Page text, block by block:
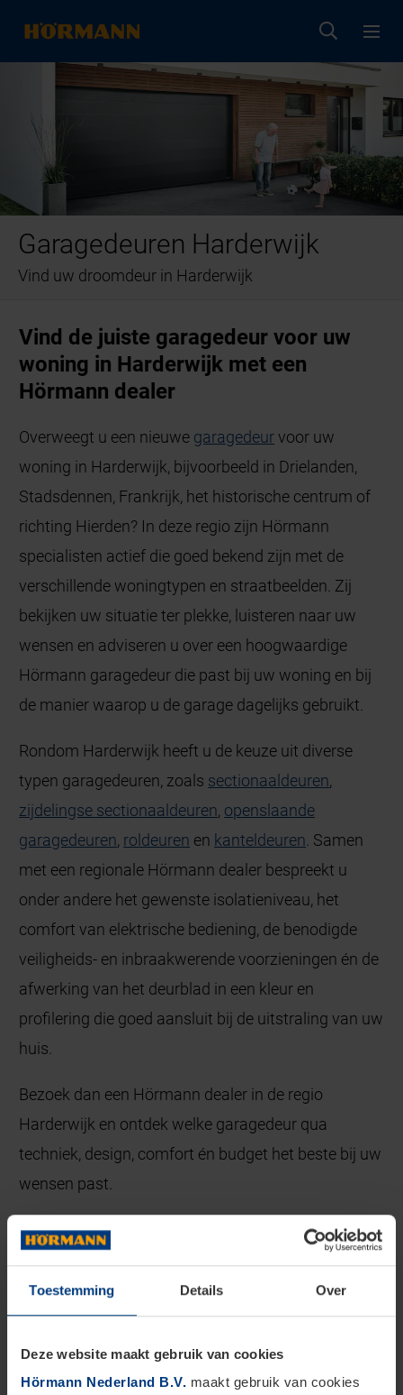
Toestemming Details Over
Deze website maakt gebruik van cookies
Hörmann Nederland B.V. maakt gebruik van cookies
Garagedeuren Harderwijk
Vind uw droomdeur in Harderwijk
Vind de juiste garagedeur voor uw
woning in Harderwijk met een
Hörmann dealer
Overweegt u een nieuwe garagedeurvoor uw
woning in Harderwijk, bijvoorbeeld in Drielanden,
Stadsdennen, Frankrijk, het historische centrum of
richting Hierden? In deze regio zijn Hörmann
specialisten actief die goed bekend zijn met de
verschillende woningtypen en straatbeelden. Zij
bekijken uw situatie ter plekke, luisteren naar uw
wensen en adviseren u over een hoogwaardige
Hörmann garagedeur die past bij uw woning en bij
de manier waarop u de garage dagelijks gebruikt.
Rondom Harderwijk heeft u de keuze uit diverse
typen garagedeuren, zoals sectionaaldeuren,
zijdelingse sectionaaldeuren, openslaande
garagedeuren, roldeuren en kanteldeuren . Samen
met een regionale Hörmann dealer bespreekt u
onder andere het gewenste isolatieniveau, het
comfort van elektrische bediening, de benodigde
veiligheids- en inbraakwerende voorzieningen én de
afwerking van het deurblad in een kleur en
profilering die goed aansluit bij de uitstraling van uw
huis.
Bezoek dan een Hörmann dealer in de regio
Harderwijk en ontdek welke garagedeur qua
techniek, design, comfort én budget het beste bij uw
wensen past.